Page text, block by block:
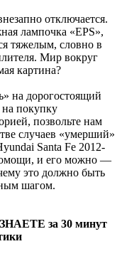
отключается.
лампочка «EPS»,
тяжелым, словно в
Мир вокруг
картина?
на дорогостоящий
покупку
позвольте нам
случаев «умерший»
Santa Fe 2012-
и его можно —
это должно быть
шагом.
за 30 минут